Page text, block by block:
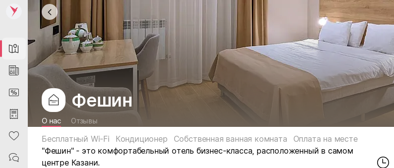
Map
News
DiscountCard
Purchases
Heart
Contacts
Фешин
О нас Отзывы
Бесплатный Wi-Fi Кондиционер Собственная ванная комната
Оплата на месте
"Фешин" - это комфортабельный отель бизнес-класса, расположенный в самом
центре Казани.